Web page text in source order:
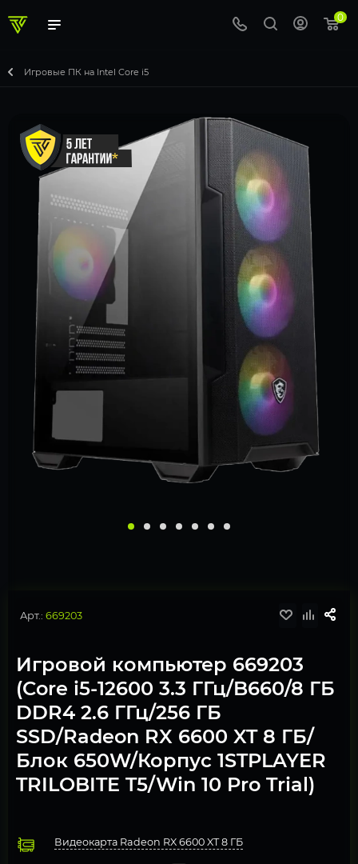
0
Игровые ПК на Intel Core i5
Арт.: 669203
Игровой компьютер 669203
(Core i5-12600 3.3 ГГц/B660/8 ГБ
DDR4 2.6 ГГц/256 ГБ
SSD/Radeon RX 6600 XT 8 ГБ/
Блок 650W/Корпус 1STPLAYER
TRILOBITE T5/Win 10 Pro Trial)
Видеокарта Radeon RX 6600 XT 8 ГБ